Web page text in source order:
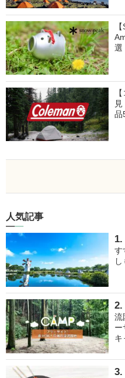
選
品
人気記事
す
し
流
ー
キ